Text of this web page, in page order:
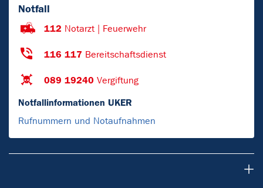
Notfall
112 Notarzt | Feuerwehr
116 117 Bereitschaftsdienst
089 19240 Vergiftung
Notfallinformationen UKER
Rufnummern und Notaufnahmen